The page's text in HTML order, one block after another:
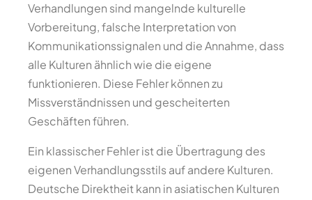
Verhandlungen sind mangelnde kulturelle
Vorbereitung, falsche Interpretation von
Kommunikationssignalen und die Annahme, dass
alle Kulturen ähnlich wie die eigene
funktionieren. Diese Fehler können zu
Missverständnissen und gescheiterten
Geschäften führen.
Ein klassischer Fehler ist die Übertragung des
eigenen Verhandlungsstils auf andere Kulturen.
Deutsche Direktheit kann in asiatischen Kulturen